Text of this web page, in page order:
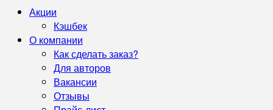
Акции
Кэшбек
О компании
Как сделать заказ?
Для авторов
Вакансии
Отзывы